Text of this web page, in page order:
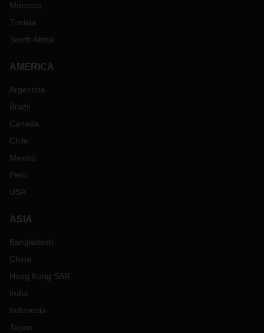
Morocco
Tunisia
South Africa
AMERICA
Argentina
Brazil
Canada
Chile
Mexico
Peru
USA
ASIA
Bangladesh
China
Hong Kong SAR
India
Indonesia
Japan